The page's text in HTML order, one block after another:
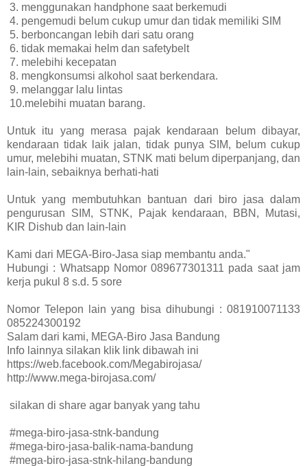
3. menggunakan handphone saat berkemudi
4. pengemudi belum cukup umur dan tidak memiliki SIM
5. berboncangan lebih dari satu orang
6. tidak memakai helm dan safetybelt
7. melebihi kecepatan
8. mengkonsumsi alkohol saat berkendara.
9. melanggar lalu lintas
10.melebihi muatan barang.
Untuk itu yang merasa pajak kendaraan belum dibayar,
kendaraan tidak laik jalan, tidak punya SIM, belum cukup
umur, melebihi muatan, STNK mati belum diperpanjang, dan
lain-lain, sebaiknya berhati-hati
Untuk yang membutuhkan bantuan dari biro jasa dalam
pengurusan SIM, STNK, Pajak kendaraan, BBN, Mutasi,
KIR Dishub dan lain-lain
Kami dari MEGA-Biro-Jasa siap membantu anda."
Hubungi : Whatsapp Nomor 089677301311 pada saat jam
kerja pukul 8 s.d. 5 sore
Nomor Telepon lain yang bisa dihubungi : 081910071133
085224300192
Salam dari kami, MEGA-Biro Jasa Bandung
Info lainnya silakan klik link dibawah ini
https://web.facebook.com/Megabirojasa/
http://www.mega-birojasa.com/
silakan di share agar banyak yang tahu
#mega-biro-jasa-stnk-bandung
#mega-biro-jasa-balik-nama-bandung
#mega-biro-jasa-stnk-hilang-bandung